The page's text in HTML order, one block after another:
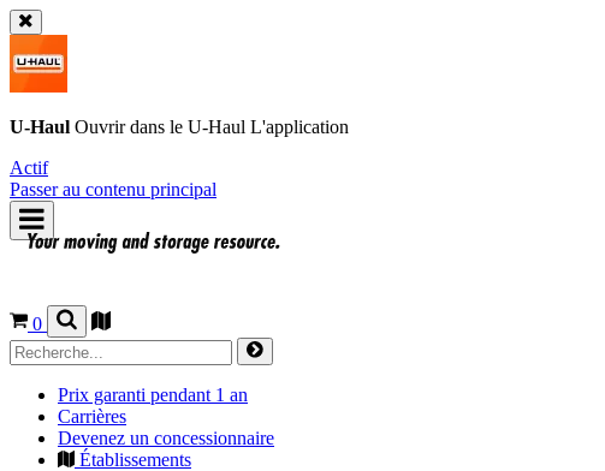
U-Haul Ouvrir dans le U-Haul L'application
Actif
Passer au contenu principal
0
Prix garanti pendant 1 an
Carrières
Devenez un concessionnaire
Établissements